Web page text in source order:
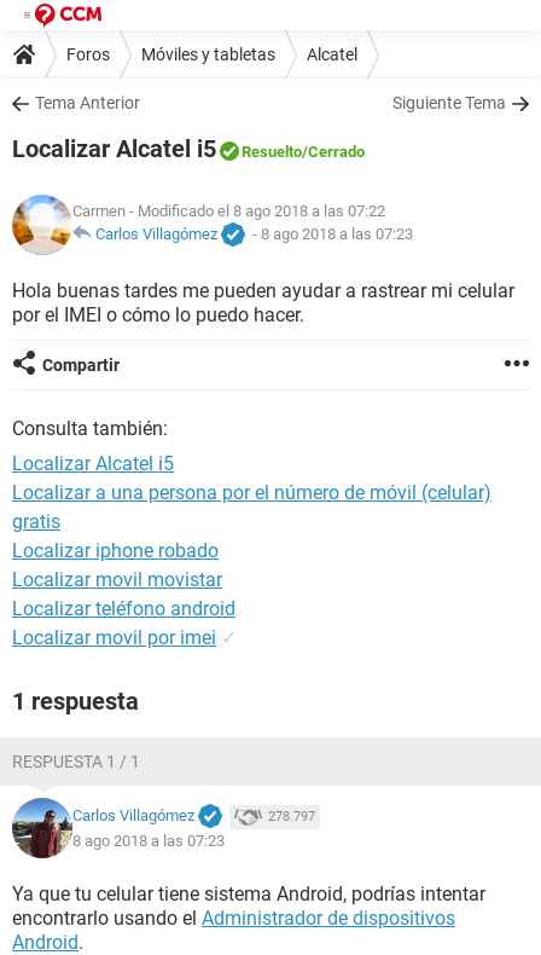
Foros Móviles y tabletas Alcatel
Tema Anterior Siguiente Tema
Localizar Alcatel i5 Resuelto/Cerrado
Carmen - Modificado el 8 ago 2018 a las 07:22
Carlos Villagómez
- 8 ago 2018 a las 07:23
Hola buenas tardes me pueden ayudar a rastrear mi celular
por el IMEI o cómo lo puedo hacer.
Compartir
Consulta también:
Localizar Alcatel i5
Localizar a una persona por el número de móvil (celular)
gratis
Localizar iphone robado
Localizar movil movistar
Localizar teléfono android
Localizar movil por imei ✓
1 respuesta
RESPUESTA 1 / 1
Carlos Villagómez 278.797
8 ago 2018 a las 07:23
Ya que tu celular tiene sistema Android, podrías intentar
encontrarlo usando el Administrador de dispositivos
Android.